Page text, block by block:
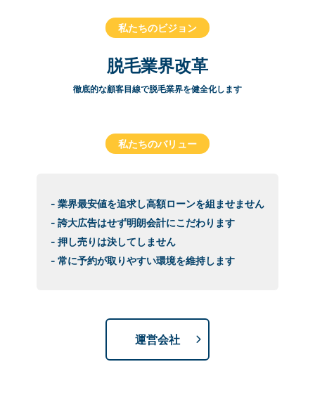
私たちのビジョン
脱毛業界改革
徹底的な顧客目線で脱毛業界を健全化します
私たちのバリュー
- 業界最安値を追求し高額ローンを組ませません
- 誇大広告はせず明朗会計にこだわります
- 押し売りは決してしません
- 常に予約が取りやすい環境を維持します
運営会社